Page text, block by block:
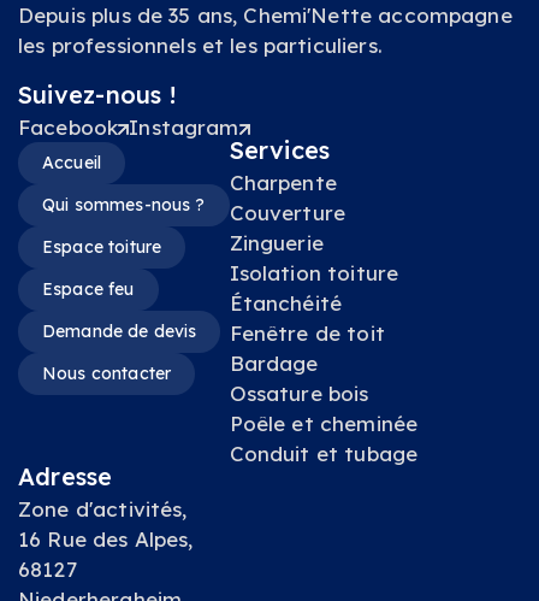
Depuis plus de 35 ans, Chemi'Nette accompagne
les professionnels et les particuliers.
Suivez-nous !
Facebook Instagram
Accueil
Qui sommes-nous ?
Espace toiture
Espace feu
Demande de devis
Nous contacter
Services
Charpente
Couverture
Zinguerie
Isolation toiture
Étanchéité
Fenêtre de toit
Bardage
Ossature bois
Poêle et cheminée
Conduit et tubage
Adresse
Zone d'activités,
16 Rue des Alpes,
68127